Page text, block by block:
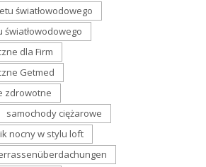
światłowodowego
dla Firm
Getmed
zdrowotne
samochody ciężarowe
nocny w stylu loft